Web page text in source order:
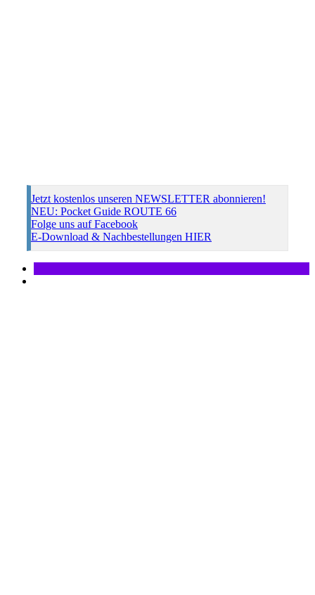
Jetzt kostenlos unseren NEWSLETTER abonnieren!
NEU: Pocket Guide ROUTE 66
Folge uns auf Facebook
E-Download & Nachbestellungen HIER